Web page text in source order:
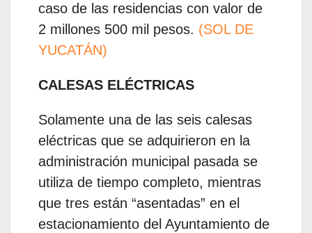
caso de las residencias con valor de
2 millones 500 mil pesos. (SOL DE
YUCATÁN)
CALESAS ELÉCTRICAS
Solamente una de las seis calesas
eléctricas que se adquirieron en la
administración municipal pasada se
utiliza de tiempo completo, mientras
que tres están “asentadas” en el
estacionamiento del Ayuntamiento de